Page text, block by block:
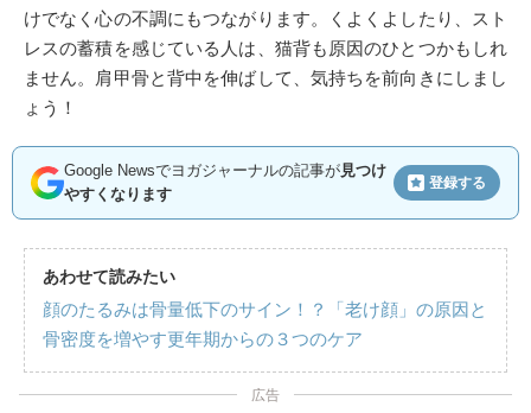
けでなく心の不調にもつながります。くよくよしたり、スト
レスの蓄積を感じている人は、猫背も原因のひとつかもしれ
ません。肩甲骨と背中を伸ばして、気持ちを前向きにしまし
ょう！
Google Newsでヨガジャーナルの記事が見つけ
やすくなります
登録する
あわせて読みたい
顔のたるみは骨量低下のサイン！？「老け顔」の原因と
骨密度を増やす更年期からの３つのケア
広告